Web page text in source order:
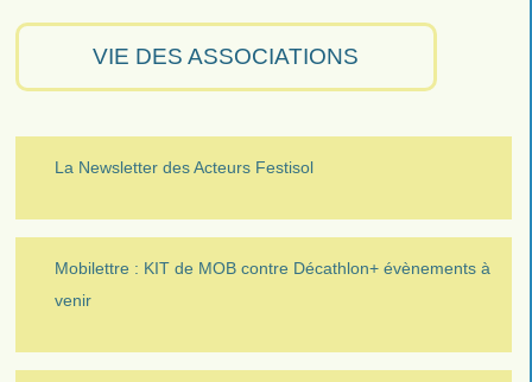
VIE DES ASSOCIATIONS
La Newsletter des Acteurs Festisol
Mobilettre : KIT de MOB contre Décathlon+ évènements à
venir